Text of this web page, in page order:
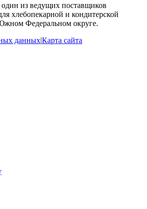
из ведущих поставщиков
хлебопекарной и кондитерской
Федеральном округе.
данных|Карта сайта